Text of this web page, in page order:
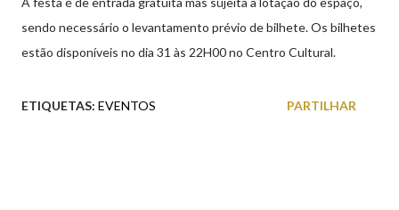
sendo necessário o levantamento prévio de bilhete. Os bilhetes
estão disponíveis no dia 31 às 22H00 no Centro Cultural.
ETIQUETAS: EVENTOS PARTILHAR